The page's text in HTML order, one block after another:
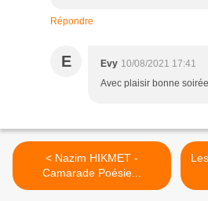
Répondre
E Evy 10/08/2021 17:41
Avec plaisir bonne
< Nazim HIKMET -
Camarade Poésie...